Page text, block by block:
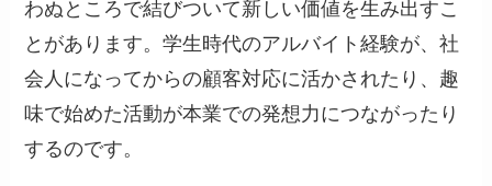
わぬところで結びついて新しい価値を生み出すこ
とがあります。学生時代のアルバイト経験が、社
会人になってからの顧客対応に活かされたり、趣
味で始めた活動が本業での発想力につながったり
するのです。